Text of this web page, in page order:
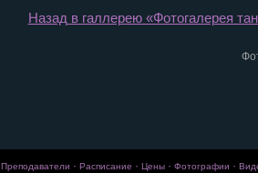
Назад в галлерею «Фотогалерея
Преподаватели · Расписание · Цены · Фотографии ·